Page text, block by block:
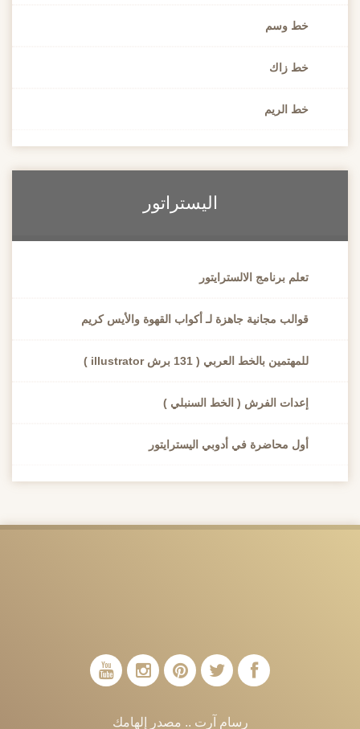
خط وسم
خط زاك
خط الريم
اليستراتور
تعلم برنامج الالسترايتور
قوالب مجانية جاهزة لـ أكواب القهوة والأيس كريم
للمهتمين بالخط العربي ( 131 برش illustrator )
إعدات الفرش ( الخط السنبلي )
أول محاضرة في أدوبي اليسترايتور
رسام آرت .. مصدر إلهامك